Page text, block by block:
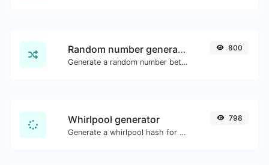
Random number generator
Generate a random number between a given range.
800
Whirlpool generator
Generate a whirlpool hash for any string input.
798